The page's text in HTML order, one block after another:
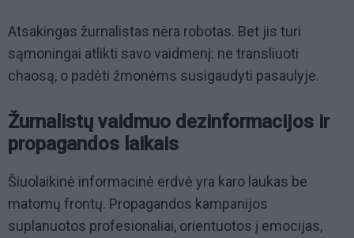
Atsakingas žurnalistas nėra robotas. Bet jis turi
sąmoningai atlikti savo vaidmenį: ne transliuoti
chaosą, o padėti žmonėms susigaudyti pasaulyje.
Žurnalistų vaidmuo dezinformacijos ir
propagandos laikais
Šiuolaikinė informacinė erdvė yra karo laukas be
matomų frontų. Propagandos kampanijos
suplanuotos profesionaliai, orientuotos į emocijas,